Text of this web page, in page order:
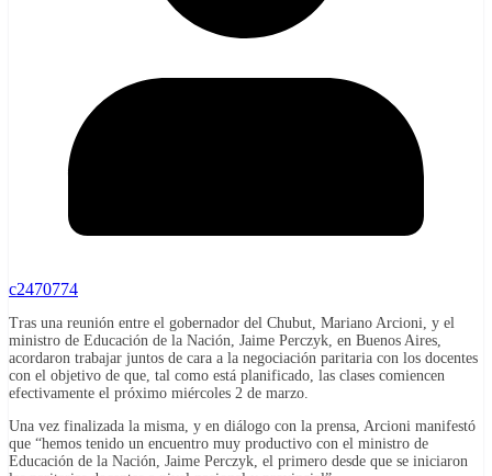
c2470774
Tras una reunión entre el gobernador del Chubut, Mariano Arcioni, y el
ministro de Educación de la Nación, Jaime Perczyk, en Buenos Aires,
acordaron trabajar juntos de cara a la negociación paritaria con los docentes
con el objetivo de que, tal como está planificado, las clases comiencen
efectivamente el próximo miércoles 2 de marzo.
Una vez finalizada la misma, y en diálogo con la prensa, Arcioni manifestó
que “hemos tenido un encuentro muy productivo con el ministro de
Educación de la Nación, Jaime Perczyk, el primero desde que se iniciaron